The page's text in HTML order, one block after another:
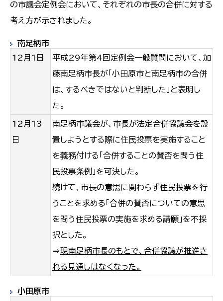
の市議会定例会において、それぞれの市長の合併に対する
考え方が示されました。
南足柄市
12月1日
平成29年第4回定例会一般質問において、加
藤南足柄市長が「小田原市と南足柄市の合併
は、するべきではないと判断した」と表明し
た。
12月13
日
南足柄市議会が、市長が法定合併協議会を設
置しようとする際に住民投票を実施すること
を義務付ける「合併することの賛否を問う住
民投票条例」を可決した。
続けて、市長の意思に関わらず住民投票を行
うことを求める「合併の賛否についての意思
を問う住民投票の実施を求める請願」を不採
択とした。
⇒現南足柄市長のもとで、合併協議が推進さ
れる見通しはなくなった。
小田原市